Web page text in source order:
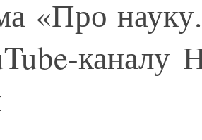
«Про
каналу